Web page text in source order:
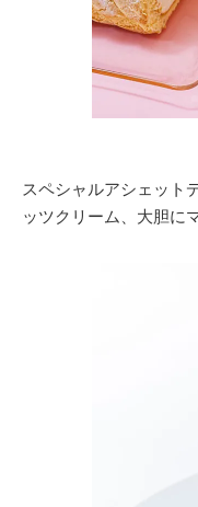
スペシャルアシェット
ッツクリーム、大胆に